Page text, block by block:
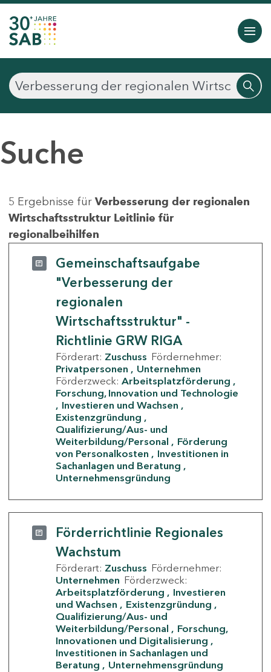
Suche
5 Ergebnisse für Verbesserung der regionalen
Wirtschaftsstruktur Leitlinie für
regionalbeihilfen
Gemeinschaftsaufgabe
"Verbesserung der
regionalen
Wirtschaftsstruktur" -
Richtlinie GRW RIGA
Förderart: Zuschuss Fördernehmer:
Privatpersonen
Unternehmen
Förderzweck: Arbeitsplatzförderung
Forschung, Innovation und Technologie
Investieren und Wachsen
Existenzgründung
Qualifizierung/Aus- und
Weiterbildung/Personal
Förderung
von Personalkosten
Investitionen in
Sachanlagen und Beratung
Unternehmensgründung
Förderrichtlinie Regionales
Wachstum
Förderart: Zuschuss Fördernehmer:
Unternehmen Förderzweck:
Arbeitsplatzförderung
Investieren
und Wachsen
Existenzgründung
Qualifizierung/Aus- und
Weiterbildung/Personal
Forschung,
Innovationen und Digitalisierung
Investitionen in Sachanlagen und
Beratung
Unternehmensgründung